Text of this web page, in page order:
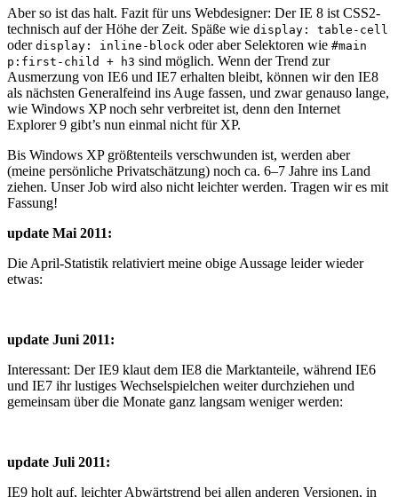
Aber so ist das halt. Fazit für uns Webdesigner: Der IE 8 ist CSS2-
technisch auf der Höhe der Zeit. Späße wie display: table-cell
oder display: inline-block oder aber Selektoren wie #main
p:first-child + h3 sind möglich. Wenn der Trend zur
Ausmerzung von IE6 und IE7 erhalten bleibt, können wir den IE8
als nächsten Generalfeind ins Auge fassen, und zwar genauso lange,
wie Windows XP noch sehr verbreitet ist, denn den Internet
Explorer 9 gibt’s nun einmal nicht für XP.
Bis Windows XP größtenteils verschwunden ist, werden aber
(meine persönliche Privatschätzung) noch ca. 6–7 Jahre ins Land
ziehen. Unser Job wird also nicht leichter werden. Tragen wir es mit
Fassung!
update Mai 2011:
Die April-Statistik relativiert meine obige Aussage leider wieder
etwas:
update Juni 2011:
Interessant: Der IE9 klaut dem IE8 die Marktanteile, während IE6
und IE7 ihr lustiges Wechselspielchen weiter durchziehen und
gemeinsam über die Monate ganz langsam weniger werden:
update Juli 2011:
IE9 holt auf, leichter Abwärtstrend bei allen anderen Versionen, in